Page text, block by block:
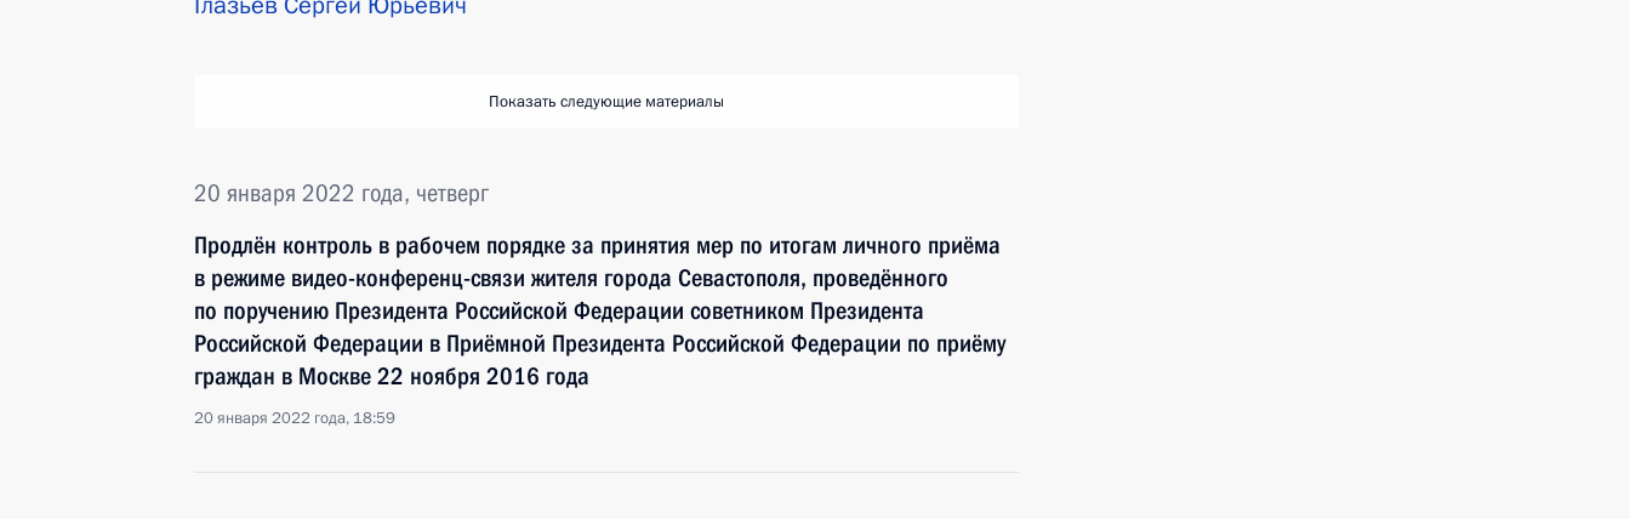
Показать следующие материалы
20 января 2022 года, четверг
Продлён контроль в рабочем порядке за принятия мер по итогам личного приёма
в режиме видео-конференц-связи жителя города Севастополя, проведённого
по поручению Президента Российской Федерации советником Президента
Российской Федерации в Приёмной Президента Российской Федерации по приёму
граждан в Москве 22 ноября 2016 года
20 января 2022 года, 18:59